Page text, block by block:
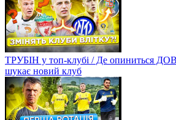
ТРУБІН у топ-клубі / Де опиниться
шукає новий клуб